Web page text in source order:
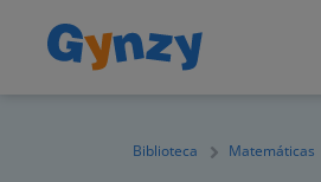
Biblioteca Matemáticas